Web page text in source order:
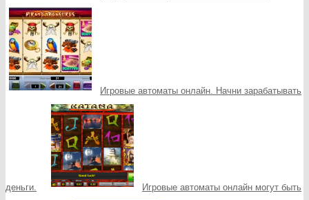
Игровые автоматы онлайн. Начни зарабатывать
деньги. Игровые автоматы онлайн могут быть